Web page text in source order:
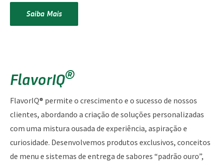
Saiba Mais
FlavorIQ®
FlavorIQ® permite o crescimento e o sucesso de nossos
clientes, abordando a criação de soluções personalizadas
com uma mistura ousada de experiência, aspiração e
curiosidade. Desenvolvemos produtos exclusivos, conceitos
de menu e sistemas de entrega de sabores “padrão ouro”,